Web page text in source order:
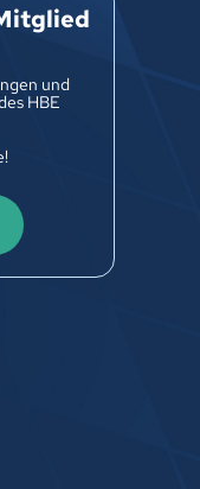
und
HBE